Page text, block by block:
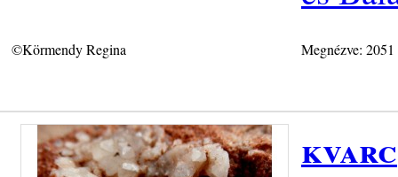
©Körmendy Regina Megnézve:
kvarc